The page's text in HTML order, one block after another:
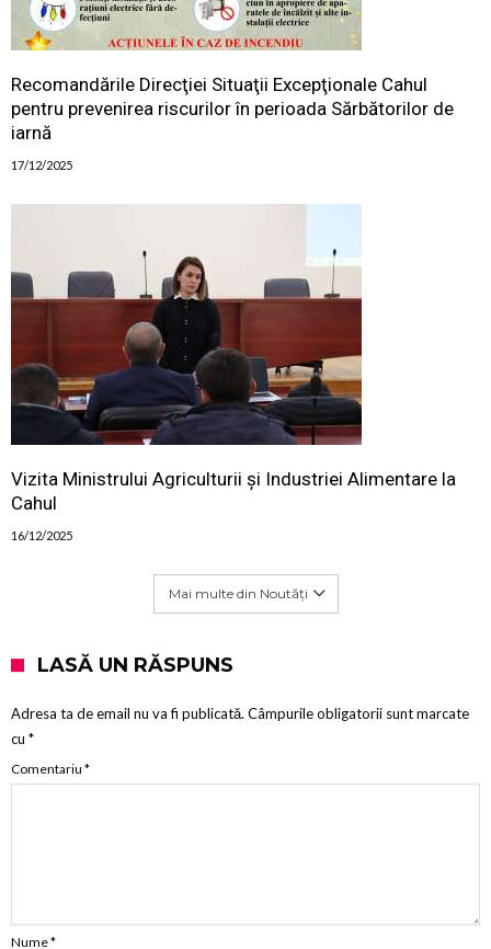
Recomandările Direcţiei Situaţii Excepţionale Cahul
pentru prevenirea riscurilor în perioada Sărbătorilor de
iarnă
17/12/2025
Vizita Ministrului Agriculturii și Industriei Alimentare la
Cahul
16/12/2025
Mai multe din Noutăți
LASĂ UN RĂSPUNS
Adresa ta de email nu va fi publicată. Câmpurile obligatorii sunt marcate
cu *
Comentariu *
Nume*